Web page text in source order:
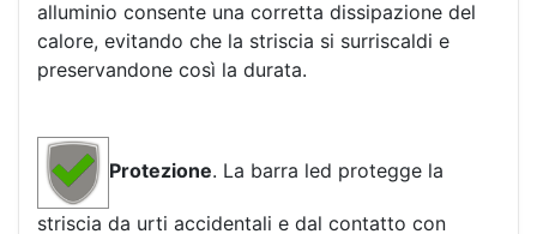
alluminio consente una corretta dissipazione del
calore, evitando che la striscia si surriscaldi e
preservandone così la durata.
Protezione. La barra led protegge la
striscia da urti accidentali e dal contatto con